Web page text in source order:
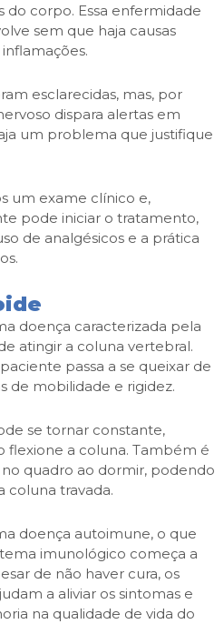
do corpo. Essa enfermidade
sem que haja causas
esclarecidas, mas, por
dispara alertas em
um problema que justifique
um exame clínico e,
pode iniciar o tratamento,
de analgésicos e a prática
doença caracterizada pela
atingir a coluna vertebral.
passa a se queixar de
de mobilidade e rigidez.
se tornar constante,
flexione a coluna. Também é
quadro ao dormir, podendo
coluna travada.
doença autoimune, o que
imunológico começa a
de não haver cura, os
a aliviar os sintomas e
na qualidade de vida do